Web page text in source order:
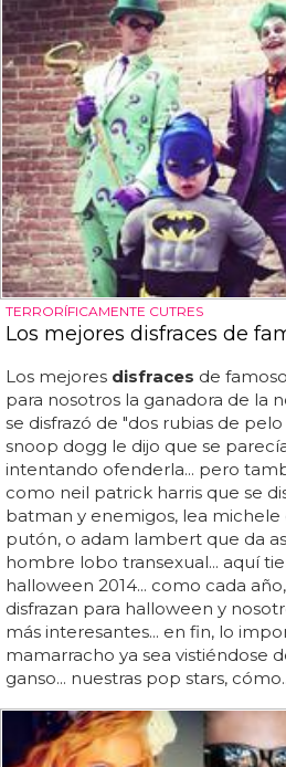
TERRORÍFICAMENTE CUTRES
Los mejores disfraces de
Los mejores disfraces de
para nosotros la ganadora de la
se disfrazó de "dos rubias de
snoop dogg le dijo que se
intentando ofenderla... pero
como neil patrick harris que se
batman y enemigos, lea
putón, o adam lambert que da
hombre lobo transexual... aquí
halloween 2014... como cada
disfrazan para halloween y
más interesantes... en fin, lo
mamarracho ya sea vistiéndose
ganso... nuestras pop stars,